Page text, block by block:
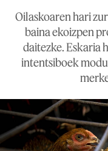
Oilaskoaren hari
baina ekoizpen
daitezke. Eskaria
intentsiboek